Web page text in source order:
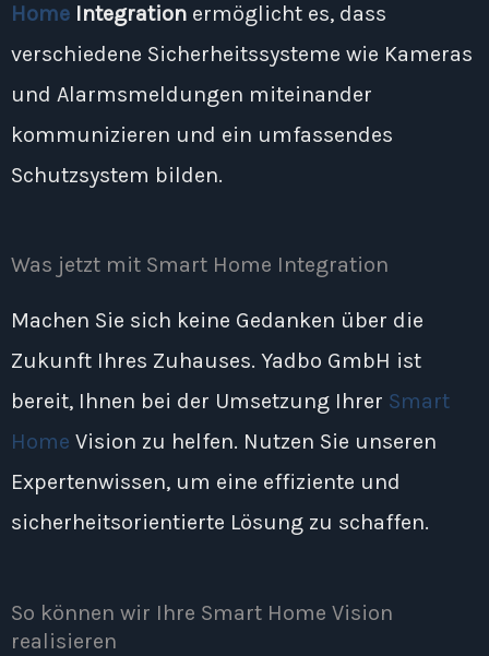
Home Integration ermöglicht es, dass
verschiedene Sicherheitssysteme wie Kameras
und Alarmsmeldungen miteinander
kommunizieren und ein umfassendes
Schutzsystem bilden.
Was jetzt mit Smart Home Integration
Machen Sie sich keine Gedanken über die
Zukunft Ihres Zuhauses. Yadbo GmbH ist
bereit, Ihnen bei der Umsetzung Ihrer Smart
Home Vision zu helfen. Nutzen Sie unseren
Expertenwissen, um eine effiziente und
sicherheitsorientierte Lösung zu schaffen.
So können wir Ihre Smart Home Vision
realisieren